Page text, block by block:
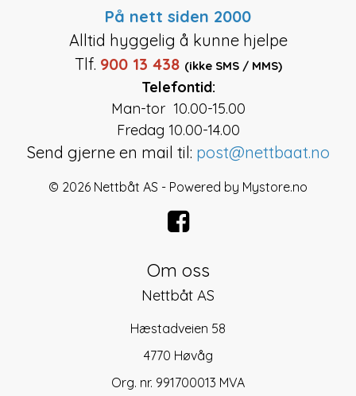
På nett siden 2000
Alltid hyggelig å kunne hjelpe
Tlf. 900 13 438 (ikke SMS / MMS)
Telefontid:
Man-tor 10.00-15.00
Fredag 10.00-14.00
Send gjerne en mail til: post@nettbaat.no
© 2026 Nettbåt AS - Powered by Mystore.no
Om oss
Nettbåt AS
Hæstadveien 58
4770 Høvåg
Org. nr. 991700013 MVA